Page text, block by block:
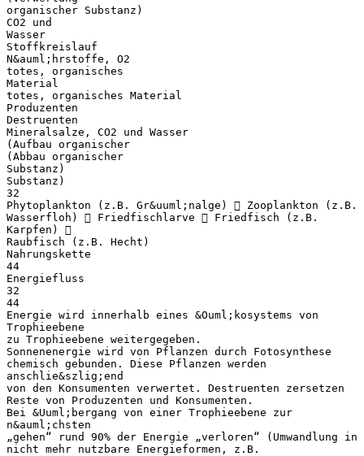
organischer Substanz)
CO2 und
Wasser
Stoffkreislauf
N&auml;hrstoffe, O2
totes, organisches
Material
totes, organisches Material
Produzenten
Destruenten
Mineralsalze, CO2 und Wasser
(Aufbau organischer
(Abbau organischer
Substanz)
Substanz)
32
Phytoplankton (z.B. Gr&uuml;nalge)  Zooplankton (z.B.
Wasserfloh)  Friedfischlarve  Friedfisch (z.B.
Karpfen) 
Raubfisch (z.B. Hecht)
Nahrungskette
44
Energiefluss
32
44
Energie wird innerhalb eines &Ouml;kosystems von
Trophieebene
zu Trophieebene weitergegeben.
Sonnenenergie wird von Pflanzen durch Fotosynthese
chemisch gebunden. Diese Pflanzen werden
anschlie&szlig;end
von den Konsumenten verwertet. Destruenten zersetzen
Reste von Produzenten und Konsumenten.
Bei &Uuml;bergang von einer Trophieebene zur
n&auml;chsten
„gehen“ rund 90% der Energie „verloren“ (Umwandlung in
nicht mehr nutzbare Energieformen, z.B.